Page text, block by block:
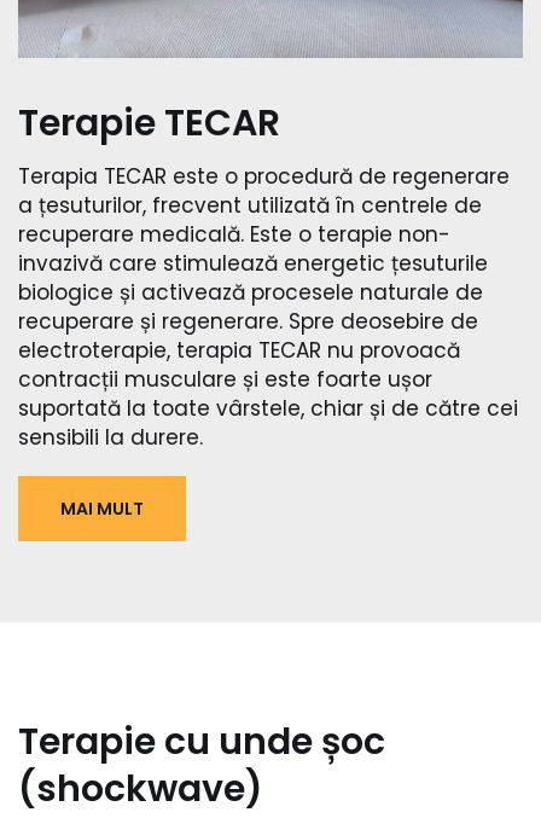
Terapie TECAR
Terapia TECAR este o procedură de regenerare
a țesuturilor, frecvent utilizată în centrele de
recuperare medicală. Este o terapie non-
invazivă care stimulează energetic țesuturile
biologice și activează procesele naturale de
recuperare și regenerare. Spre deosebire de
electroterapie, terapia TECAR nu provoacă
contracții musculare și este foarte ușor
suportată la toate vârstele, chiar și de către cei
sensibili la durere.
MAI MULT
Terapie cu unde șoc
(shockwave)